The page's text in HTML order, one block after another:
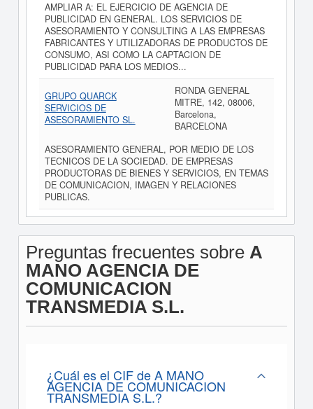
AMPLIAR A: EL EJERCICIO DE AGENCIA DE
PUBLICIDAD EN GENERAL. LOS SERVICIOS DE
ASESORAMIENTO Y CONSULTING A LAS EMPRESAS
FABRICANTES Y UTILIZADORAS DE PRODUCTOS DE
CONSUMO, ASI COMO LA CAPTACION DE
PUBLICIDAD PARA LOS MEDIOS...
GRUPO QUARCK
SERVICIOS DE
ASESORAMIENTO SL.
RONDA GENERAL
MITRE, 142, 08006,
Barcelona,
BARCELONA
ASESORAMIENTO GENERAL, POR MEDIO DE LOS
TECNICOS DE LA SOCIEDAD. DE EMPRESAS
PRODUCTORAS DE BIENES Y SERVICIOS, EN TEMAS
DE COMUNICACION, IMAGEN Y RELACIONES
PUBLICAS.
Preguntas frecuentes sobre A
MANO AGENCIA DE
COMUNICACION
TRANSMEDIA S.L.
¿Cuál es el CIF de A MANO
AGENCIA DE COMUNICACION
TRANSMEDIA S.L.?